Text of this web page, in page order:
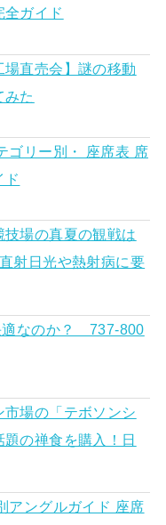
ガイド
場直売会】謎の移動
みた
ゴリー別・ 座席表 席
ド
技場の真夏の観戦は
射日光や熱射病に要
適なのか？ 737-800
市場の「テボソンシ
の禅食を購入！日
アングルガイド 座席